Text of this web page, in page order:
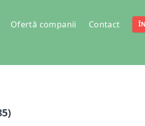
Ofertă companii Contact